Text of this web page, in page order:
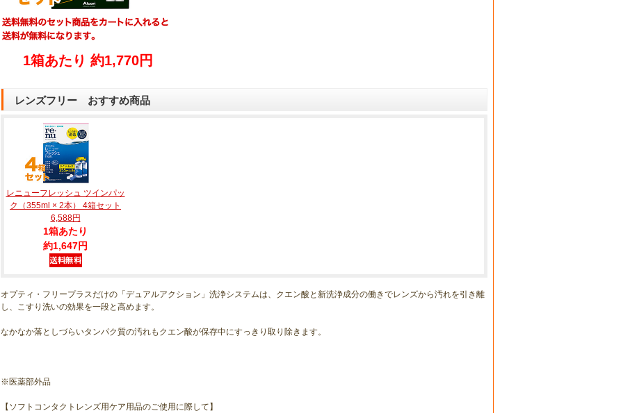
1箱あたり 約1,770円
レンズフリー おすすめ商品
レニューフレッシュ ツインパッ
ク（355ml × 2本） 4箱セット
6,588円
1箱あたり
約1,647円
オプティ・フリープラスだけの「デュアルアクション」洗浄システムは、クエン酸と新洗浄成分の働きでレンズから汚れを引き離
し、こすり洗いの効果を一段と高めます。
なかなか落としづらいタンパク質の汚れもクエン酸が保存中にすっきり取り除きます。
※医薬部外品
【ソフトコンタクトレンズ用ケア用品のご使用に際して】